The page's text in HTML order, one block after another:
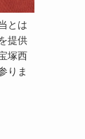
とは
提供
塚西
りま